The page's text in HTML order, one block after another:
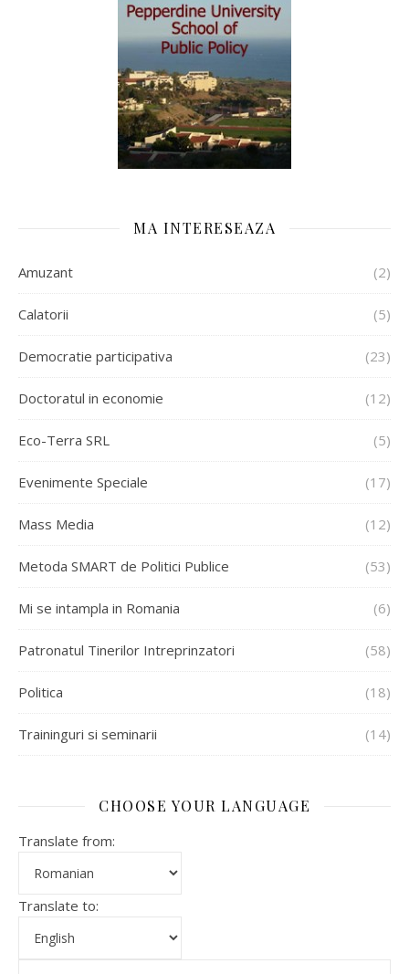
MA INTERESEAZA
Amuzant (2)
Calatorii (5)
Democratie participativa (23)
Doctoratul in economie (12)
Eco-Terra SRL (5)
Evenimente Speciale (17)
Mass Media (12)
Metoda SMART de Politici Publice (53)
Mi se intampla in Romania (6)
Patronatul Tinerilor Intreprinzatori (58)
Politica (18)
Traininguri si seminarii (14)
CHOOSE YOUR LANGUAGE
Translate from:
Translate to: